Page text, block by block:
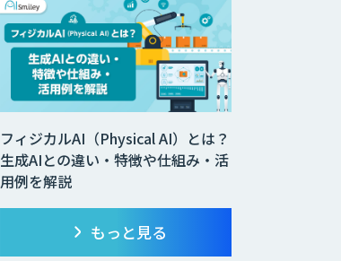
フィジカルAI（Physical AI）とは？
生成AIとの違い・特徴や仕組み・活
用例を解説
もっと見る